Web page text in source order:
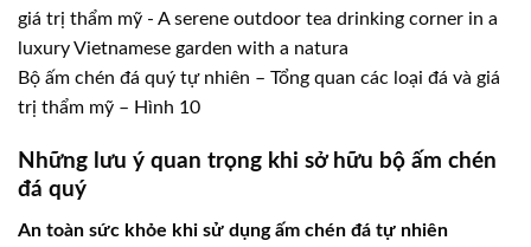
Bộ ấm chén đá quý tự nhiên – Tổng quan các loại đá và giá
trị thẩm mỹ – Hình 10
Những lưu ý quan trọng khi sở hữu bộ ấm chén
đá quý
An toàn sức khỏe khi sử dụng ấm chén đá tự nhiên